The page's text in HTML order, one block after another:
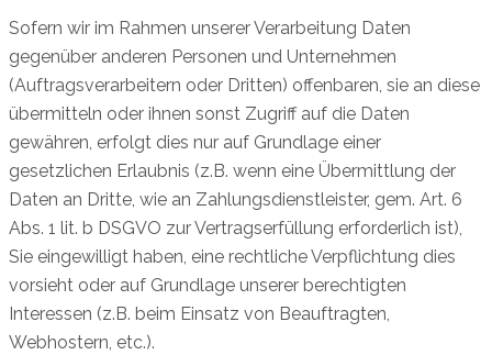
Sofern wir im Rahmen unserer Verarbeitung Daten
gegenüber anderen Personen und Unternehmen
(Auftragsverarbeitern oder Dritten) offenbaren, sie an diese
übermitteln oder ihnen sonst Zugriff auf die Daten
gewähren, erfolgt dies nur auf Grundlage einer
gesetzlichen Erlaubnis (z.B. wenn eine Übermittlung der
Daten an Dritte, wie an Zahlungsdienstleister, gem. Art. 6
Abs. 1 lit. b DSGVO zur Vertragserfüllung erforderlich ist),
Sie eingewilligt haben, eine rechtliche Verpflichtung dies
vorsieht oder auf Grundlage unserer berechtigten
Interessen (z.B. beim Einsatz von Beauftragten,
Webhostern, etc.).